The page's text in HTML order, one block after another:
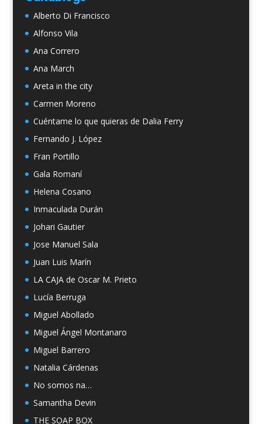
Alberto Di Francisco
Alfonso Vila
Ana Correro
Ana March
Areta in the city
Carmen Moreno
Cuéntame lo que quieras de Dalia Ferry
Fernando J. López
Fran Portillo
Gala Romaní
Helena Cosano
Inmaculada Durán
Johari Gautier
Jose Manuel Sala
Juan Luis Marín
LA CAJA de Oscar M. Prieto
Lucía Berruga
Miguel Abollado
Miguel Ángel Montanaro
Miguel Barrero
Natalia Cárdenas
No somos na…
Samantha Devin
THE SOAP BOX